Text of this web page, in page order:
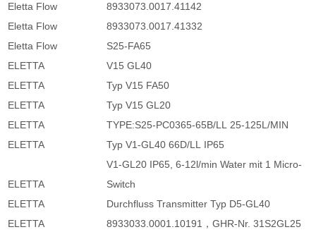
Eletta Flow
8933073.0017.41142
Eletta Flow
8933073.0017.41332
Eletta Flow
S25-FA65
ELETTA
V15 GL40
ELETTA
Typ V15 FA50
ELETTA
Typ V15 GL20
ELETTA
TYPE:S25-PC0365-65B/LL 25-125L/MIN
ELETTA
Typ V1-GL40 66D/LL IP65
ELETTA
V1-GL20 IP65, 6-12l/min Water mit 1 Micro-
Switch
ELETTA
Durchfluss Transmitter Typ D5-GL40
ELETTA
8933033.0001.10191，GHR-Nr. 31S2GL25